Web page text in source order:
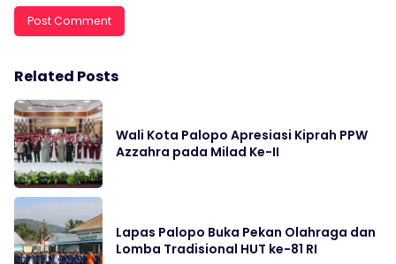
Related Posts
Wali Kota Palopo Apresiasi Kiprah PPW
Azzahra pada Milad Ke-II
Lapas Palopo Buka Pekan Olahraga dan
Lomba Tradisional HUT ke-81 RI